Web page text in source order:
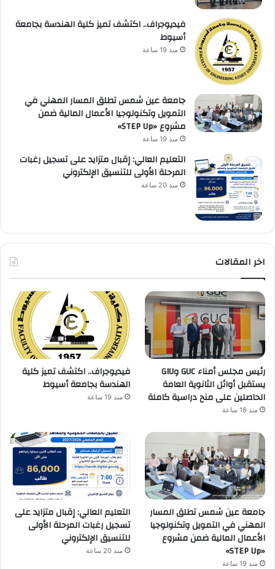
فيديوجراف.. اكتشف تميز كلية الهندسة بجامعة
أسيوط
منذ 19 ساعة
جامعة عين شمس تطلق المسار المهني في
التمويل وتكنولوجيا الأعمال المالية ضمن
مشروع «STEP Up»
منذ 19 ساعة
التعليم العالي: إقبال متزايد على تسجيل رغبات
المرحلة الأولى للتنسيق الإلكتروني
منذ 20 ساعة
اخر المقالات
رئيس مجلس أمناء GUC وGIU
يستقبل أوائل الثانوية العامة
الحاصلين على منح دراسية كاملة
منذ 18 ساعة
فيديوجراف.. اكتشف تميز كلية
الهندسة بجامعة أسيوط
منذ 19 ساعة
جامعة عين شمس تطلق المسار
المهني في التمويل وتكنولوجيا
الأعمال المالية ضمن مشروع
«STEP Up»
منذ 19 ساعة
التعليم العالي: إقبال متزايد على
تسجيل رغبات المرحلة الأولى
للتنسيق الإلكتروني
منذ 20 ساعة